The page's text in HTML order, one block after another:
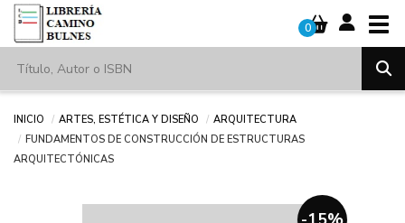
0
Inicio Artes, estética y diseño
Arquitectura
FUNDAMENTOS DE CONSTRUCCIÓN DE ESTRUCTURAS
ARQUITECTÓNICAS